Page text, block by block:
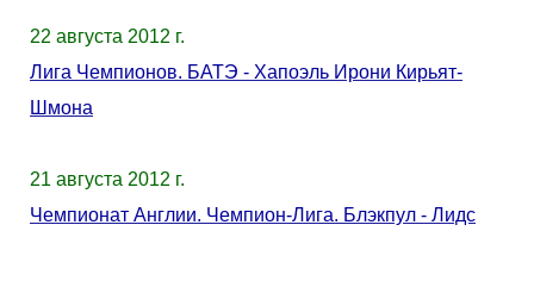
22 августа 2012 г.
Лига Чемпионов. БАТЭ - Хапоэль Ирони Кирьят-
Шмона
21 августа 2012 г.
Чемпионат Англии. Чемпион-Лига. Блэкпул - Лидс